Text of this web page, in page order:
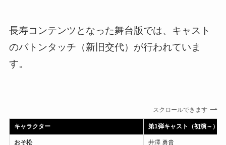
長寿コンテンツとなった舞台版では、キャスト
のバトンタッチ（新旧交代）が行われていま
す。
スクロールできます
キャラクター 第1弾キャスト（初演～）
おそ松 井澤 勇貴